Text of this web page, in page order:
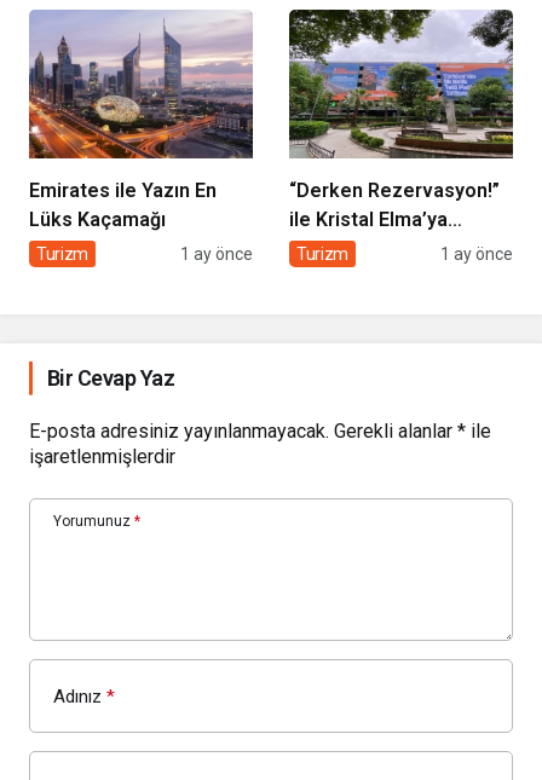
Emirates ile Yazın En
Lüks Kaçamağı
Turizm 1 ay önce
“Derken Rezervasyon!”
ile Kristal Elma’ya
Uzanan Başarı Hikâyesi
Turizm 1 ay önce
Bir Cevap Yaz
E-posta adresiniz yayınlanmayacak. Gerekli alanlar * ile
işaretlenmişlerdir
Yorumunuz *
Adınız *